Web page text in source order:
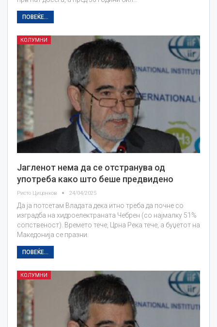
ПОВЕЌЕ...
КОЛУМНИ
Јагленот нема да се отстранува од
употреба како што беше предвидено
Ристо Цицонков 24/04/2025
Да ја потсетам Владата дека итно треба да почне со
изградба на хидроелектраната Чебрен (со најмалку 51%
сопственост). Времето тече, Црна Река тече, а буџетот на
Македонија се празни.
ПОВЕЌЕ...
КОЛУМНИ